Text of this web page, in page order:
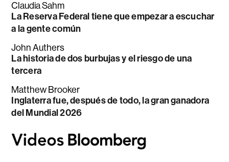
Claudia Sahm
La Reserva Federal tiene que empezar a escuchar
a la gente común
John Authers
La historia de dos burbujas y el riesgo de una
tercera
Matthew Brooker
Inglaterra fue, después de todo, la gran ganadora
del Mundial 2026